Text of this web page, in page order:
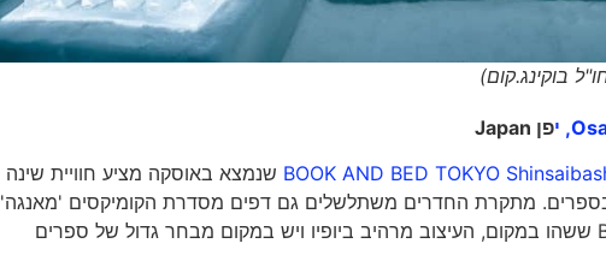
פן Japan
BOOK AND BED TOKYO שנמצא באוסקה מציע חוויית שינה
מתקרת החדרים משתלשלים גם דפים מסדרת הקומיקסים 'מאנגה'
מז'אנר המדע הבדיוני. לפי אורחות ואורחי Booking.com ששהו במקום, העיצוב מרהיב ביופיו ויש במקום מבחר גדול של ספרים